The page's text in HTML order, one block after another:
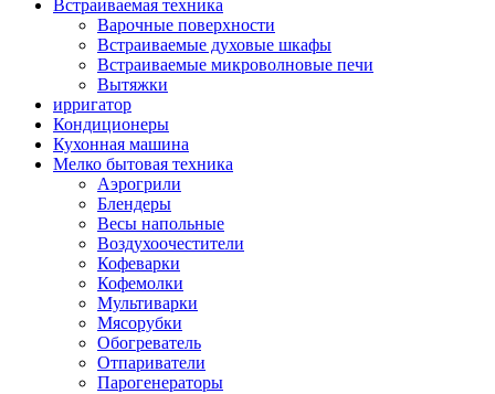
Встраиваемая техника
Варочные поверхности
Встраиваемые духовые шкафы
Встраиваемые микроволновые печи
Вытяжки
ирригатор
Кондиционеры
Кухонная машина
Мелко бытовая техника
Аэрогрили
Блендеры
Весы напольные
Воздухоочестители
Кофеварки
Кофемолки
Мультиварки
Мясорубки
Обогреватель
Отпариватели
Парогенераторы